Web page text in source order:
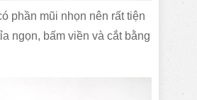
phần mũi nhọn nên rất tiện
ngọn, bấm viền và cắt bằng